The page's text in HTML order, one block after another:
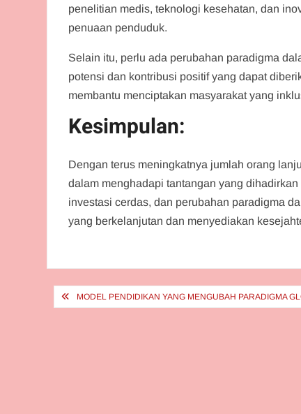
penelitian medis, teknologi kesehatan, dan
penuaan penduduk.
Selain itu, perlu ada perubahan paradigma
potensi dan kontribusi positif yang dapat
membantu menciptakan masyarakat yang
Kesimpulan:
Dengan terus meningkatnya jumlah orang
dalam menghadapi tantangan yang
investasi cerdas, dan perubahan paradigma
yang berkelanjutan dan menyediakan
PostMODEL PENDIDIKAN YANG MENGUBAH PARADIGMA